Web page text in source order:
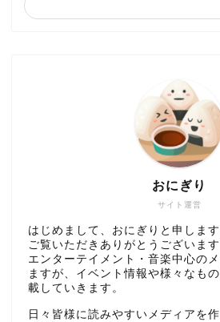
サイト運営
おにぎり
はじめまして、おにぎりと申しま
ご覧いただきありがとうございます
エンターテイメント・音楽中心の
ますが、イベント情報や様々なも
載していきます。
日々皆様に読みやすいメディアを